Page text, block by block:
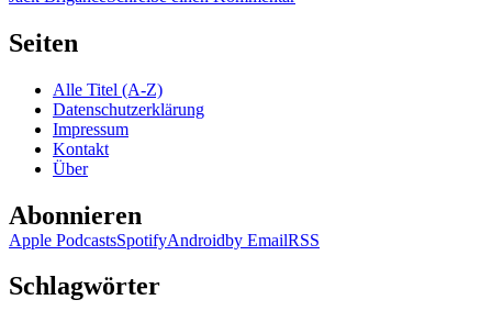
Seiten
Alle Titel (A-Z)
Datenschutzerklärung
Impressum
Kontakt
Über
Abonnieren
Apple PodcastsSpotifyAndroidby EmailRSS
Schlagwörter